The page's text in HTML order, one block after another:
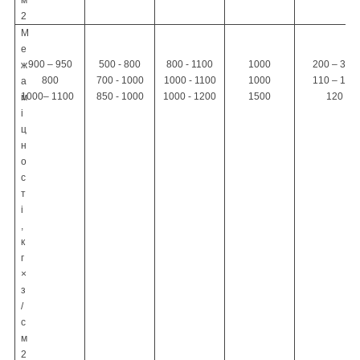
2
М
е
ж
а
м
і
ц
н
о
с
т
і
к
г
×
з
/
с
м
2
900 – 950
800
1000– 1100
500 - 800
700 - 1000
850 - 1000
800 - 1100
1000 - 1100
1000 - 1200
1000
1000
1500
200 – 300
110 – 140
120